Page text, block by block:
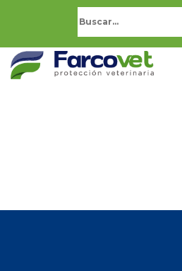
Buscar: